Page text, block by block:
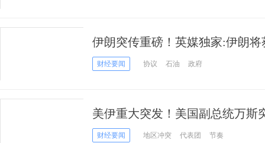
伊朗突传重磅！英媒独家:伊朗
结资金用于买美国商品
财经要闻 协议 石油 政府
美伊重大突发！美国副总统万斯
会谈走向不确定
财经要闻 地区冲突 代表团 节奏